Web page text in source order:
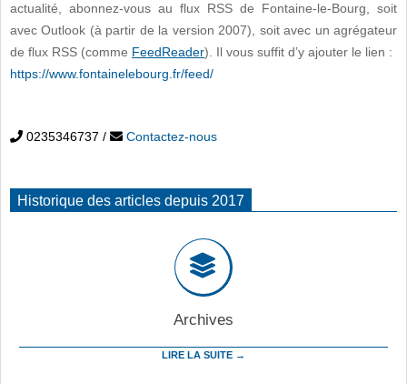
actualité, abonnez-vous au flux RSS de Fontaine-le-Bourg, soit
avec Outlook (à partir de la version 2007), soit avec un agrégateur
de flux RSS (comme FeedReader). Il vous suffit d’y ajouter le lien :
https://www.fontainelebourg.fr/feed/
0235346737 / Contactez-nous
Historique des articles depuis 2017
Archives
LIRE LA SUITE →